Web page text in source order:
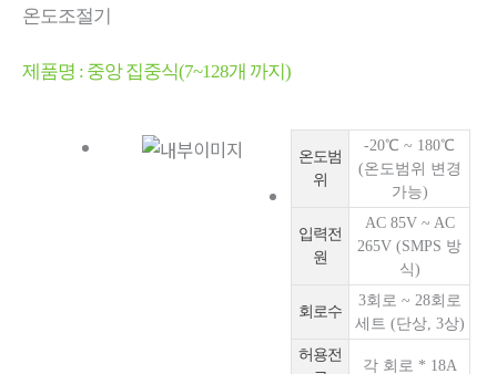
온도조절기
제품명 : 중앙 집중식(7~128개 까지)
온도범
위
-20℃ ~ 180℃
(온도범위 변경
가능)
입력전
원
AC 85V ~ AC
265V (SMPS 방
식)
회로수
3회로 ~ 28회로
세트 (단상, 3상)
허용전
각 회로 * 18A